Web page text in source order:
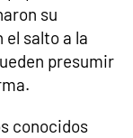
su
el salto a la
presumir
conocidos